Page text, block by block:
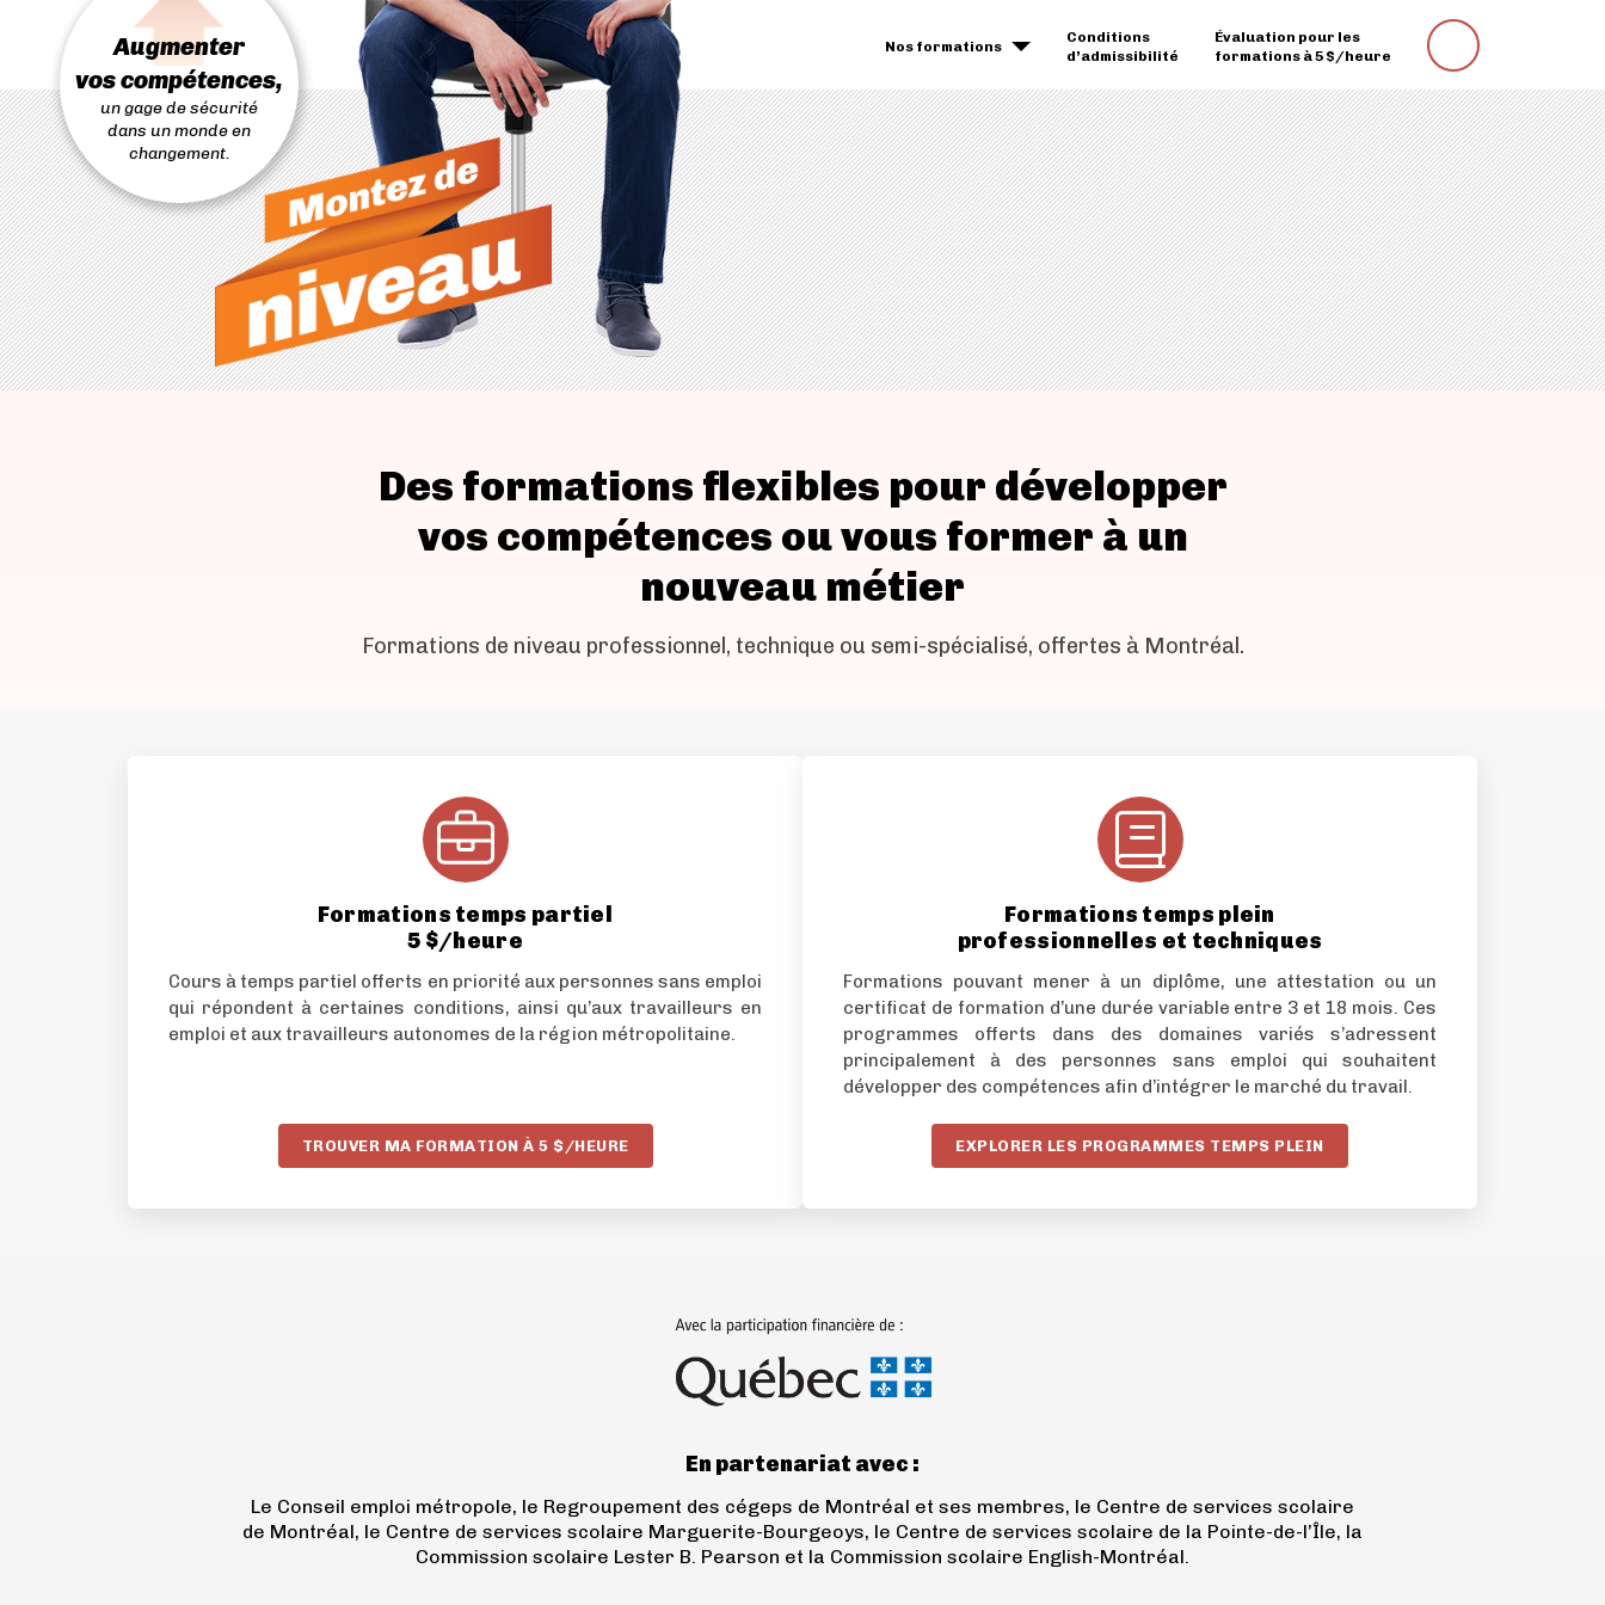
CONTENU
Nos formations
Conditions
d’admissibilité
Évaluation pour les
formations à 5 $/heure
Rechercher
une
formation
Augmenter
vos compétences,
un gage de sécurité
dans un monde en
changement.
Des formations flexibles pour développer
vos compétences ou vous former à un
nouveau métier
Formations de niveau professionnel, technique ou semi-spécialisé, offertes à Montréal.
Formations temps partiel
5 $/heure
Cours à temps partiel offerts en priorité aux personnes sans emploi
qui répondent à certaines conditions, ainsi qu’aux travailleurs en
emploi et aux travailleurs autonomes de la région métropolitaine.
TROUVER MA FORMATION À 5 $/HEURE
Formations temps plein
professionnelles et techniques
Formations pouvant mener à un diplôme, une attestation ou un
certificat de formation d’une durée variable entre 3 et 18 mois. Ces
programmes offerts dans des domaines variés s’adressent
principalement à des personnes sans emploi qui souhaitent
développer des compétences afin d’intégrer le marché du travail.
EXPLORER LES PROGRAMMES TEMPS PLEIN
En partenariat avec :
Le Conseil emploi métropole, le Regroupement des cégeps de Montréal et ses membres, le Centre de services scolaire
de Montréal, le Centre de services scolaire Marguerite-Bourgeoys, le Centre de services scolaire de la Pointe-de-l’Île, la
Commission scolaire Lester B. Pearson et la Commission scolaire English-Montréal.